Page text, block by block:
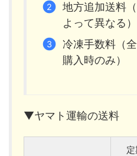
地方追加送料
よって異なる）
冷凍手数料（
購入時のみ）
▼ヤマト運輸の送料